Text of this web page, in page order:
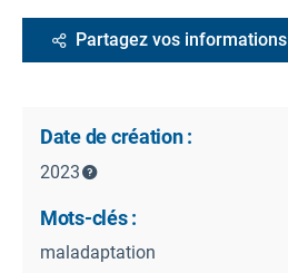
Partagez vos informations
Date de création :
2023
Mots-clés :
maladaptation